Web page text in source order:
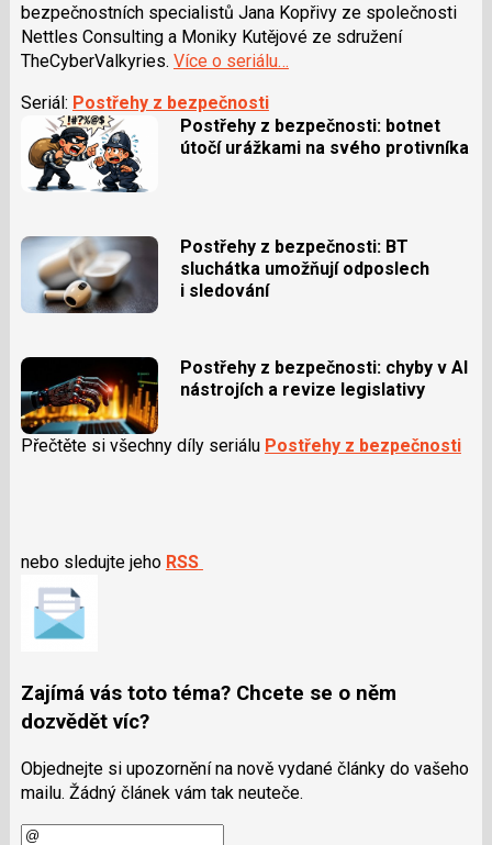
bezpečnostních specialistů Jana Kopřivy ze společnosti
Nettles Consulting a Moniky Kutějové ze sdružení
TheCyberValkyries. Více o seriálu…
Seriál: Postřehy z bezpečnosti
Postřehy z bezpečnosti: botnet
útočí urážkami na svého protivníka
Postřehy z bezpečnosti: BT
sluchátka umožňují odposlech
i sledování
Postřehy z bezpečnosti: chyby v AI
nástrojích a revize legislativy
Přečtěte si všechny díly seriálu Postřehy z bezpečnosti
nebo sledujte jeho RSS
Zajímá vás toto téma? Chcete se o něm
dozvědět víc?
Objednejte si upozornění na nově vydané články do vašeho
mailu. Žádný článek vám tak neuteče.
E-